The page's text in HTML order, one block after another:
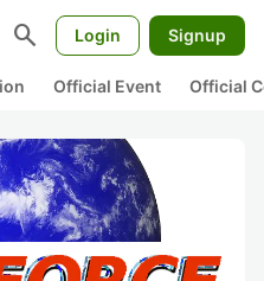
search Login Signup
Official Event Official